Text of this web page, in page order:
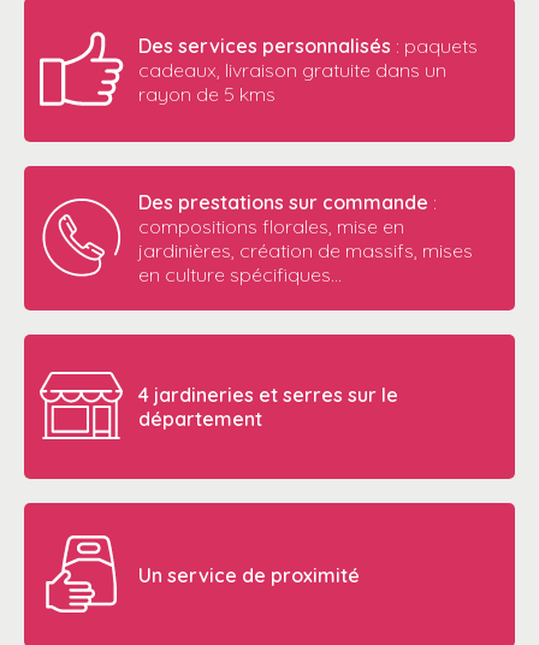
Des services personnalisés : paquets
cadeaux, livraison gratuite dans un
rayon de 5 kms
Des prestations sur commande :
compositions florales, mise en
jardinières, création de massifs, mises
en culture spécifiques…
4 jardineries et serres sur le
département
Un service de proximité